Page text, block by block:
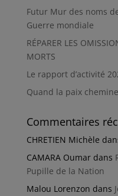
Futur Mur des noms
Guerre mondiale
RÉPARER LES
MORTS
Le rapport d’activité
Quand la paix chemine
Commentaires
CHRETIEN Michèle
CAMARA Oumardans
Pupille de la Nation
Malou Lorenzon dans